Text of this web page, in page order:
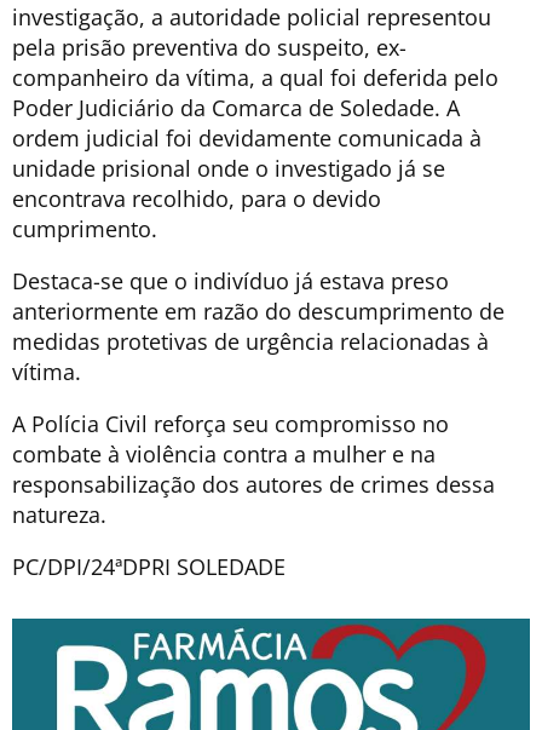
investigação, a autoridade policial representou
pela prisão preventiva do suspeito, ex-
companheiro da vítima, a qual foi deferida pelo
Poder Judiciário da Comarca de Soledade. A
ordem judicial foi devidamente comunicada à
unidade prisional onde o investigado já se
encontrava recolhido, para o devido
cumprimento.
Destaca-se que o indivíduo já estava preso
anteriormente em razão do descumprimento de
medidas protetivas de urgência relacionadas à
vítima.
A Polícia Civil reforça seu compromisso no
combate à violência contra a mulher e na
responsabilização dos autores de crimes dessa
natureza.
PC/DPI/24ªDPRI SOLEDADE